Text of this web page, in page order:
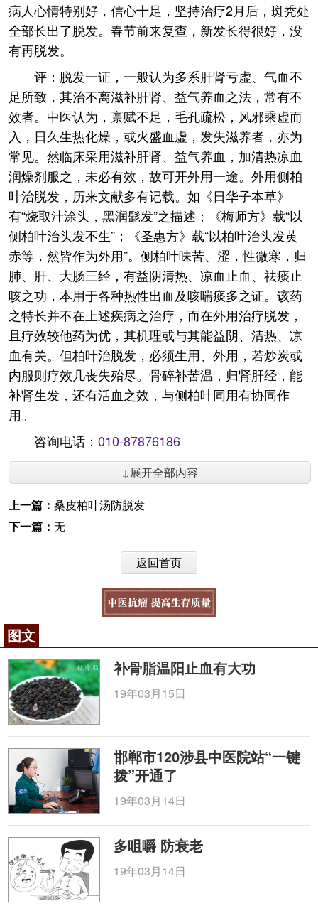
病人心情特别好，信心十足，坚持治疗2月后，斑秃处
全部长出了脱发。春节前来复查，新发长得很好，没
有再脱发。
评：脱发一证，一般认为多系肝肾亏虚、气血不
足所致，其治不离滋补肝肾、益气养血之法，常有不
效者。中医认为，禀赋不足，毛孔疏松，风邪乘虚而
入，日久生热化燥，或火盛血虚，发失滋养者，亦为
常见。然临床采用滋补肝肾、益气养血，加清热凉血
润燥剂服之，未必有效，故可开外用一途。外用侧柏
叶治脱发，历来文献多有记载。如《日华子本草》
有“烧取汁涂头，黑润髭发”之描述；《梅师方》载“以
侧柏叶治头发不生”；《圣惠方》载“以柏叶治头发黄
赤等，然皆作为外用”。侧柏叶味苦、涩，性微寒，归
肺、肝、大肠三经，有益阴清热、凉血止血、祛痰止
咳之功，本用于各种热性出血及咳喘痰多之证。该药
之特长并不在上述疾病之治疗，而在外用治疗脱发，
且疗效较他药为优，其机理或与其能益阴、清热、凉
血有关。但柏叶治脱发，必须生用、外用，若炒炭或
内服则疗效几丧失殆尽。骨碎补苦温，归肾肝经，能
补肾生发，还有活血之效，与侧柏叶同用有协同作
用。
咨询电话： 010-87876186
↓展开全部内容
上一篇： 桑皮柏叶汤防脱发
下一篇： 无
返回首页
图文
补骨脂温阳止血有大功
19年03月15日
邯郸市120涉县中医院站“一键
拨”开通了
19年03月14日
多咀嚼 防衰老
19年03月14日